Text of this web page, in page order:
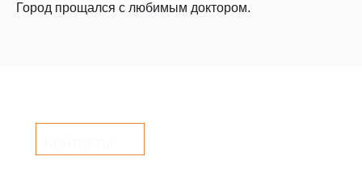
Город прощался с любимым доктором.